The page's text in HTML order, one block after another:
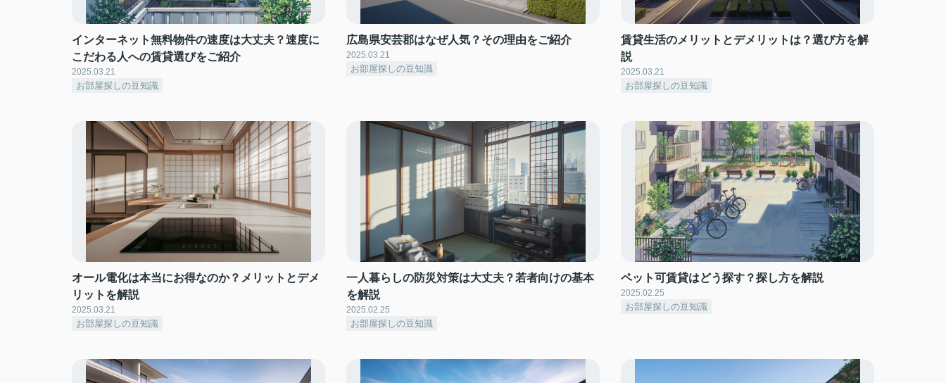
インターネット無料物件の速度は大丈夫？速度に
こだわる人への賃貸選びをご紹介
2025.03.21
お部屋探しの豆知識
広島県安芸郡はなぜ人気？その理由をご紹介
2025.03.21
お部屋探しの豆知識
賃貸生活のメリットとデメリットは？選び方を解
説
2025.03.21
お部屋探しの豆知識
オール電化は本当にお得なのか？メリットとデメ
リットを解説
2025.03.21
お部屋探しの豆知識
一人暮らしの防災対策は大丈夫？若者向けの基本
を解説
2025.02.25
お部屋探しの豆知識
ペット可賃貸はどう探す？探し方を解説
2025.02.25
お部屋探しの豆知識